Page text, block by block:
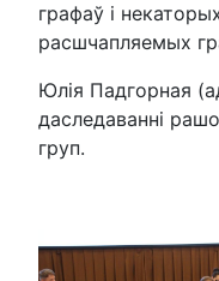
графаў і
расшчапляемых
Юлія Падгорная
даследаванні
груп.